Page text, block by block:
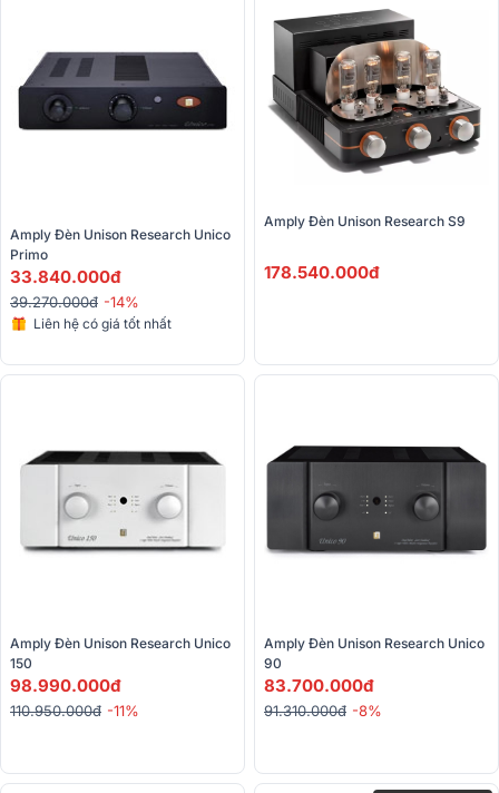
Amply Đèn Unison Research Unico
Primo
33.840.000đ
39.270.000đ -14%
Liên hệ có giá tốt nhất
Amply Đèn Unison Research S9
178.540.000đ
Amply Đèn Unison Research Unico
150
98.990.000đ
110.950.000đ -11%
Amply Đèn Unison Research Unico
90
83.700.000đ
91.310.000đ -8%